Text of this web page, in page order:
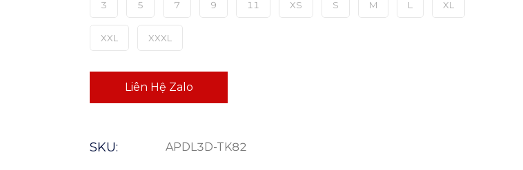
Liên Hệ Zalo
SKU: APDL3D-TK82
3 5 7 9 11 XS S M L XL
XXL XXXL